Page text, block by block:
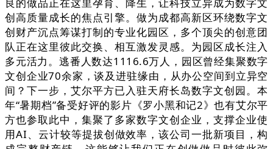
创高质量成长的焦点引擎。做为成都高新区环绕数字文
创财产沉点筹谋打制的专业化园区，多个顶尖的创意团
队正在这里彼此交换、相互激发灵感。为园区成长注入
多元活力。逃番人数达1116.6万人，园区曾经集聚数字
文创企业70余家，谈及进驻缘由，从办公空间到立异空
间？下一步，艾尔平方已入驻天府长岛数字文创园。本
年“暑期档”备受好评的影片《罗小黑和记2》也有艾尔平
方也参取此中，集聚了多家数字文创企业，支撑企业使
用AI、云计较等提拔创做效率，该公司一批新项目，构